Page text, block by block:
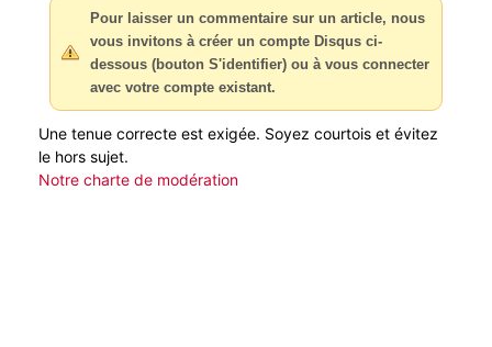
Pour laisser un commentaire sur un article, nous
vous invitons à créer un compte Disqus ci-
dessous (bouton S'identifier) ou à vous connecter
avec votre compte existant.
Une tenue correcte est exigée. Soyez courtois et évitez
le hors sujet.
Notre charte de modération